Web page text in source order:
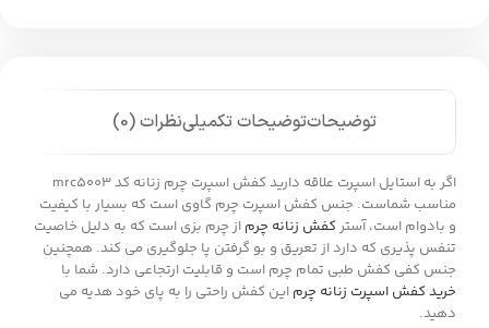
توضیحاتتوضیحات تکمیلینظرات (0)
اگر به استایل اسپرت علاقه دارید کفش اسپرت چرم زنانه کد mrc5003
مناسب شماست. جنس کفش اسپرت چرم گاوی است که بسیار با کیفیت
و بادوام است، آستر کفش زنانه چرم از چرم بزی است که به دلیل خاصیت
تنفس پذیری که دارد از تعریق و بو گرفتن پا جلوگیری می کند. همچنین
جنس کفی کفش طبی تمام چرم است و قابلیت ارتجاعی دارد. شما با
خرید کفش اسپرت زنانه چرم این کفش راحتی را به پای خود هدیه می
دهید.